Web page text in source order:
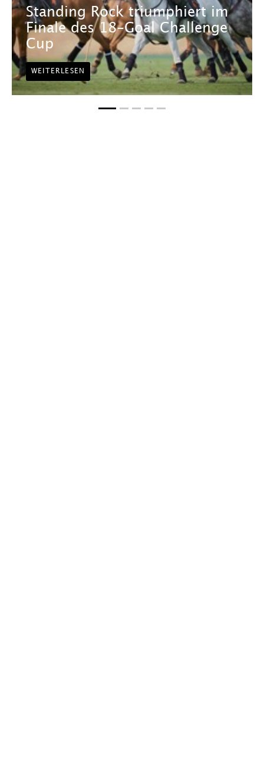
Standing Rock triumphiert im
Finale des 18-Goal Challenge
Cup
WEITERLESEN